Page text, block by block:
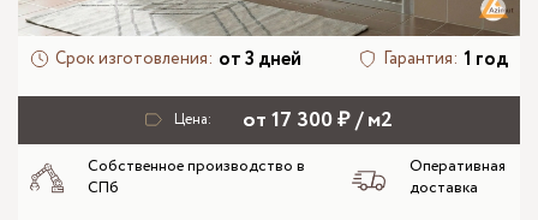
Срок изготовления: от 3 дней Гарантия: 1 год
Цена: от 17 300 ₽ / м2
Собственное производство в
СПб
Оперативная
доставка